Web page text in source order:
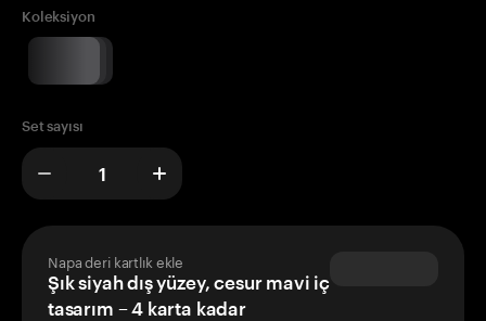
Koleksiyon
Set sayısı
Napa deri kartlık ekle
Şık siyah dış yüzey, cesur mavi iç
tasarım – 4 karta kadar